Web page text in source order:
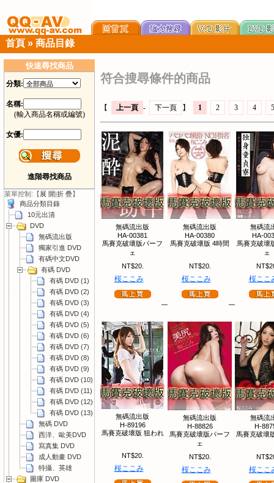
首頁 » 商品目錄
快速尋找商品
分類:
名稱:
(輸入商品名稱或編號)
女優:
進階尋找商品
菜單控制:【展 開|折 疊】
商品分類目錄
10元出清
DVD
無碼流出版
獨家引進 DVD
有碼中文DVD
有碼 DVD
有碼 DVD (1)
有碼 DVD (2)
有碼 DVD (3)
有碼 DVD (4)
有碼 DVD (5)
有碼 DVD (6)
有碼 DVD (7)
有碼 DVD (8)
有碼 DVD (9)
有碼 DVD (10)
有碼 DVD (11)
有碼 DVD (12)
有碼 DVD (13)
無碼 DVD
西洋、歐美DVD
寫真集 DVD
成人動畫 DVD
特攝、英雄
圖庫 DVD
符合搜尋條件的商品
【 上一頁 - 下一頁 】 1 2 3 4 5
無碼流出版
HA-00381
馬賽克破壞版パーフ
ェ
NT$20.
桜ここみ
無碼流出版
HA-00380
馬賽克破壞版 4時間
NT$20.
桜ここみ
無碼流
HA-
馬賽克破壞
ェ
桜ここ
無碼流出版
H-89196
馬賽克破壞版 狙われ
NT$20.
桜ここみ
無碼流出版
H-88826
馬賽克破壞版パーフ
ェ
NT$20.
桜ここみ
無碼流
H-
馬賽克破壞
桜ここ